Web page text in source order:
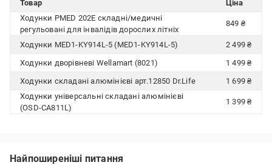
Товар
Ціна
Ходунки PMED 202E складні/медичні
регульовані для інвалідів дорослих літніх
849 ₴
Ходунки MED1-KY914L-5 (MED1-KY914L-5)
2 499 ₴
Ходунки дворівневі Wellamart (8021)
1 499 ₴
Ходунки складані алюмінієві арт.12850 Dr.Life
1 699 ₴
Ходунки універсальні складані алюмінієві
(OSD-CA811L)
1 399 ₴
Найпоширеніші питання